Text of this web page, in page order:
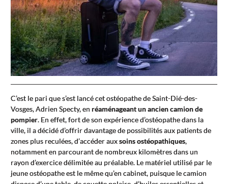
C’est le pari que s’est lancé cet ostéopathe de Saint-Dié-des-
Vosges, Adrien Specty, en réaménageant un ancien camion de
pompier. En effet, fort de son expérience d’ostéopathe dans la
ville, il a décidé d’offrir davantage de possibilités aux patients de
zones plus reculées, d’accéder auxsoins ostéopathiques,
notamment en parcourant de nombreux kilomètres dans un
rayon d’exercice délimitée au préalable. Le matériel utilisé par le
jeune ostéopathe est le même qu’en cabinet, puisque le camion